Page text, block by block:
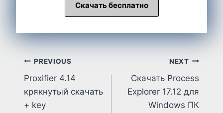
Скачать бесплатно
Post
navigation
PREVIOUS
Proxifier 4.14
крякнутый скачать
+ key
NEXT
Скачать Process
Explorer 17.12 для
Windows ПК